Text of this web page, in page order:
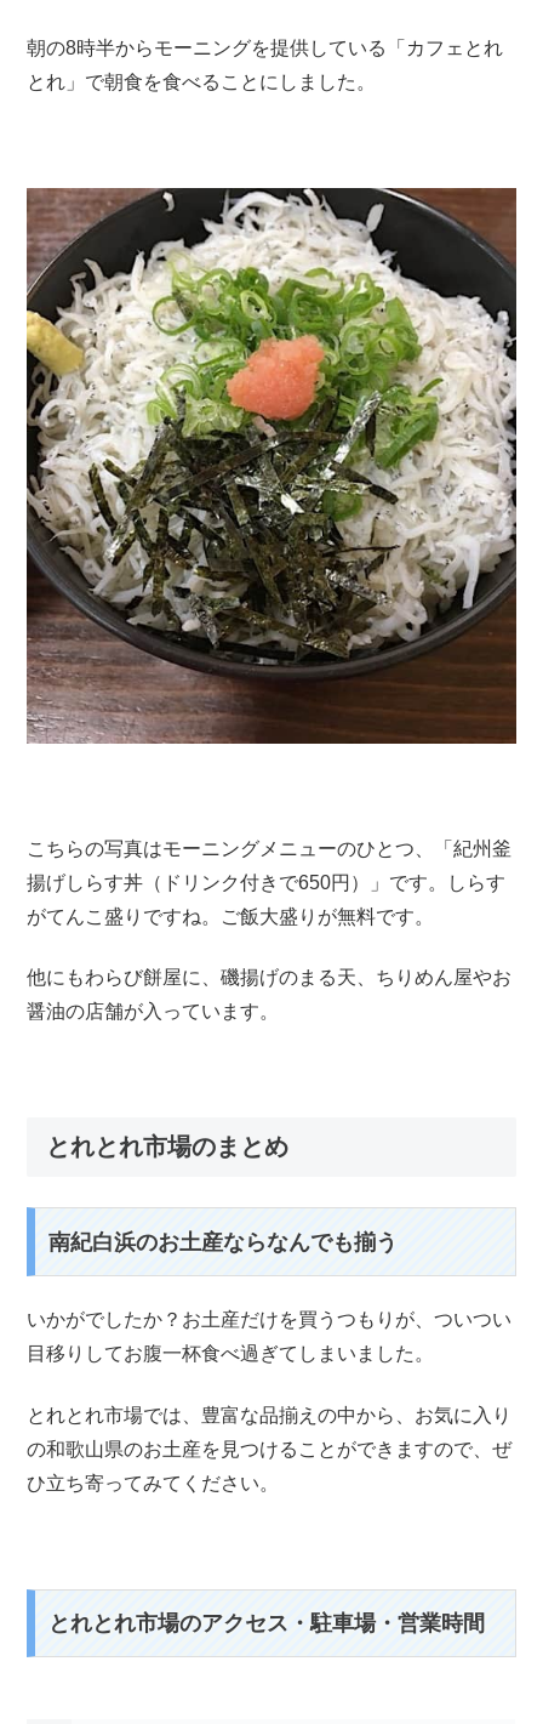
朝の8時半からモーニングを提供している「カフェとれ
とれ」で朝食を食べることにしました。
こちらの写真はモーニングメニューのひとつ、「紀州釜
揚げしらす丼（ドリンク付きで650円）」です。しらす
がてんこ盛りですね。ご飯大盛りが無料です。
他にもわらび餅屋に、磯揚げのまる天、ちりめん屋やお
醤油の店舗が入っています。
とれとれ市場のまとめ
南紀白浜のお土産ならなんでも揃う
いかがでしたか？お土産だけを買うつもりが、ついつい
目移りしてお腹一杯食べ過ぎてしまいました。
とれとれ市場では、豊富な品揃えの中から、お気に入り
の和歌山県のお土産を見つけることができますので、ぜ
ひ立ち寄ってみてください。
とれとれ市場のアクセス・駐車場・営業時間